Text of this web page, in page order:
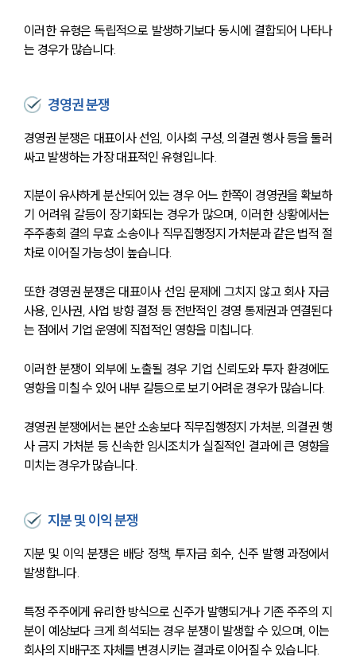
이러한 유형은 독립적으로 발생하기보다 동시에 결합되어 나타나
는 경우가 많습니다.
경영권 분쟁
경영권 분쟁은 대표이사 선임, 이사회 구성, 의결권 행사 등을 둘러
싸고 발생하는 가장 대표적인 유형입니다.
지분이 유사하게 분산되어 있는 경우 어느 한쪽이 경영권을 확보하
기 어려워 갈등이 장기화되는 경우가 많으며, 이러한 상황에서는
주주총회 결의 무효 소송이나 직무집행정지 가처분과 같은 법적 절
차로 이어질 가능성이 높습니다.
또한 경영권 분쟁은 대표이사 선임 문제에 그치지 않고 회사 자금
사용, 인사권, 사업 방향 결정 등 전반적인 경영 통제권과 연결된다
는 점에서 기업 운영에 직접적인 영향을 미칩니다.
이러한 분쟁이 외부에 노출될 경우 기업 신뢰도와 투자 환경에도
영향을 미칠 수 있어 내부 갈등으로 보기 어려운 경우가 많습니다.
경영권 분쟁에서는 본안 소송보다 직무집행정지 가처분, 의결권 행
사 금지 가처분 등 신속한 임시조치가 실질적인 결과에 큰 영향을
미치는 경우가 많습니다.
지분 및 이익 분쟁
지분 및 이익 분쟁은 배당 정책, 투자금 회수, 신주 발행 과정에서
발생합니다.
특정 주주에게 유리한 방식으로 신주가 발행되거나 기존 주주의 지
분이 예상보다 크게 희석되는 경우 분쟁이 발생할 수 있으며, 이는
회사의 지배구조 자체를 변경시키는 결과로 이어질 수 있습니다.